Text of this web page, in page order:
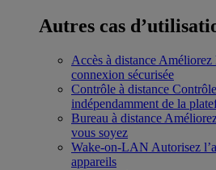
Autres cas
Accès à distance Améliorez
connexion sécurisée
Contrôle à distance
indépendamment de la
Bureau à distance
vous soyez
Wake-on-LAN Autorisez
appareils